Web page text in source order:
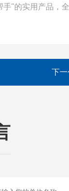
"的实用产品，
下一